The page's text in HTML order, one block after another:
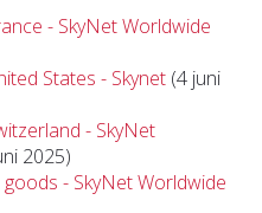
- SkyNet Worldwide
States - Skynet (4 juni
- SkyNet
2025)
- SkyNet Worldwide